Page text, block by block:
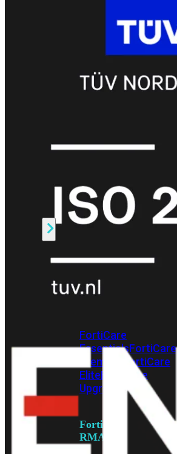
FortiWiFi
FortiWiFi
FortiWiFi
50G FortiWiFi
FortiWiFi
71GFortiWiFi
Licentie
Licenties
FortiCare
FortiCare
EssentialsFortiCare
Premium
FortiCare
EliteFortiCare
Upgrades
FortiCare
RMA